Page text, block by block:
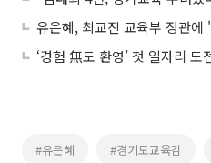
‘경험 無도 환영’ 첫 일자리 도
#유은혜 #경기도교육감